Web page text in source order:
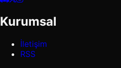
Kurumsal
İletişim
RSS